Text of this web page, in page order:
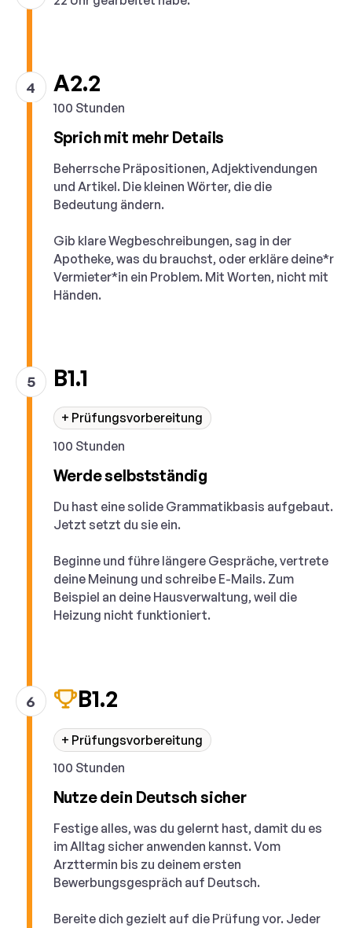
A2.2
100 Stunden
4
Sprich mit mehr Details
Beherrsche Präpositionen, Adjektivendungen
und Artikel. Die kleinen Wörter, die die
Bedeutung ändern.
Gib klare Wegbeschreibungen, sag in der
Apotheke, was du brauchst, oder erkläre deine*r
Vermieter*in ein Problem. Mit Worten, nicht mit
Händen.
B1.1
+ Prüfungsvorbereitung
100 Stunden
5
Werde selbstständig
Du hast eine solide Grammatikbasis aufgebaut.
Jetzt setzt du sie ein.
Beginne und führe längere Gespräche, vertrete
deine Meinung und schreibe E-Mails. Zum
Beispiel an deine Hausverwaltung, weil die
Heizung nicht funktioniert.
B1.2
+ Prüfungsvorbereitung
100 Stunden
6
Nutze dein Deutsch sicher
Festige alles, was du gelernt hast, damit du es
im Alltag sicher anwenden kannst. Vom
Arzttermin bis zu deinem ersten
Bewerbungsgespräch auf Deutsch.
Bereite dich gezielt auf die Prüfung vor. Jeder